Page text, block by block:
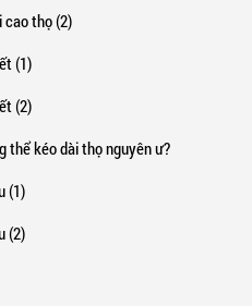
cao thọ (2)
(1)
(2)
thể kéo dài thọ nguyên ư?
(1)
(2)